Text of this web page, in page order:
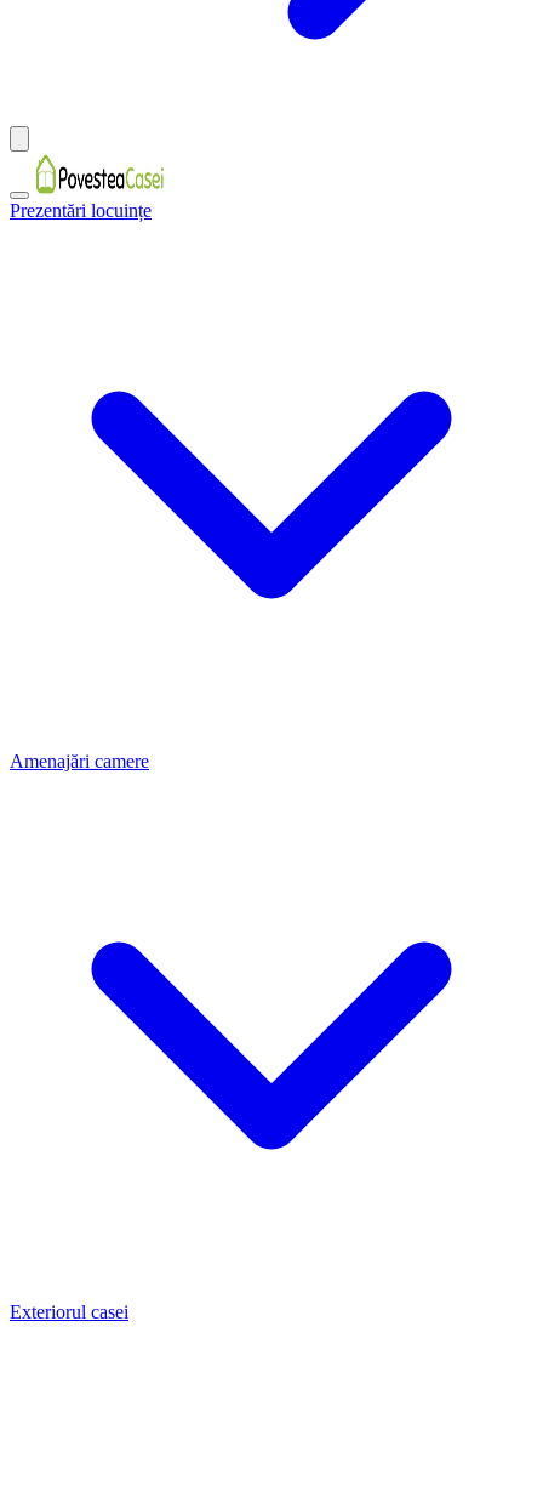
Prezentări locuințe
Amenajări camere
Exteriorul casei